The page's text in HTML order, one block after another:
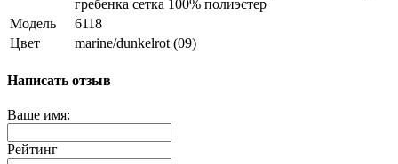
гребенка сетка 100% полиэстер
Модель
6118
Цвет
marine/dunkelrot (09)
Написать отзыв
Ваше имя:
Рейтинг